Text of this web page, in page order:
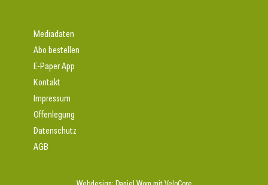
Mediadaten
Abo bestellen
E-Paper App
Kontakt
Impressum
Offenlegung
Datenschutz
AGB